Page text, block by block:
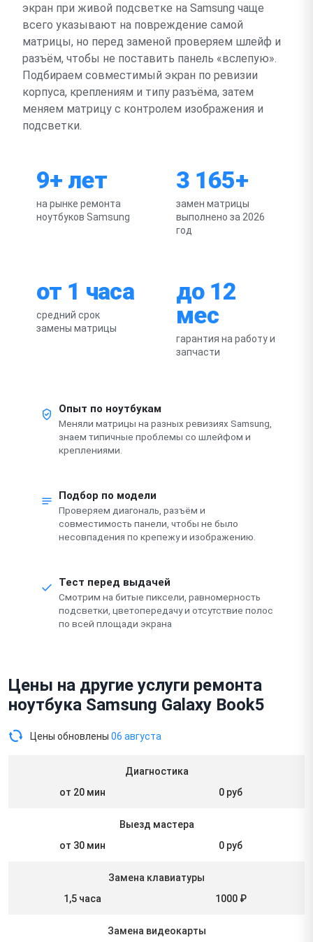
экран при живой подсветке на Samsung чаще
всего указывают на повреждение самой
матрицы, но перед заменой проверяем шлейф и
разъём, чтобы не поставить панель «вслепую».
Подбираем совместимый экран по ревизии
корпуса, креплениям и типу разъёма, затем
меняем матрицу с контролем изображения и
подсветки.
9+ лет
на рынке ремонта
ноутбуков Samsung
3 165+
замен матрицы
выполнено за 2026
год
от 1 часа
средний срок
замены матрицы
до 12
мес
гарантия на работу и
запчасти
Опыт по ноутбукам
Меняли матрицы на разных ревизиях Samsung,
знаем типичные проблемы со шлейфом и
креплениями.
Подбор по модели
Проверяем диагональ, разъём и
совместимость панели, чтобы не было
несовпадения по крепежу и изображению.
Тест перед выдачей
Смотрим на битые пиксели, равномерность
подсветки, цветопередачу и отсутствие полос
по всей площади экрана
Цены на другие услуги ремонта
ноутбука Samsung Galaxy Book5
Цены обновлены 06 августа
Диагностика
от 20 мин
0 руб
Выезд мастера
от 30 мин
0 руб
Замена клавиатуры
1,5 часа
1000 ₽
Замена видеокарты